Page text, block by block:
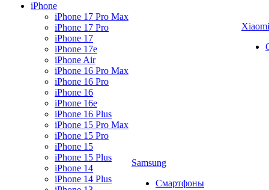
iPhone
iPhone 17 Pro Max
iPhone 17 Pro
iPhone 17
iPhone 17e
iPhone Air
iPhone 16 Pro Max
iPhone 16 Pro
iPhone 16
iPhone 16e
iPhone 16 Plus
iPhone 15 Pro Max
iPhone 15 Pro
iPhone 15
iPhone 15 Plus
iPhone 14
iPhone 14 Plus
Samsung
Смартфоны
Xiaomi